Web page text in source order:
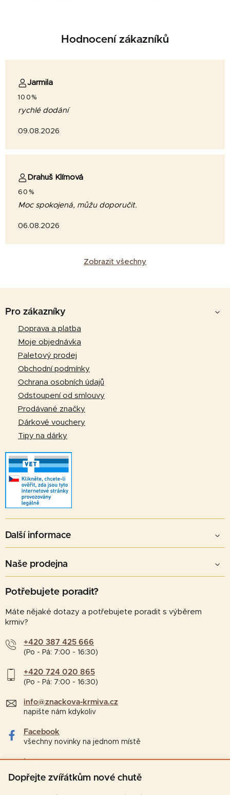
Dopřejte zvířátkům nové chutě
Hodnocení zákazníků
Jarmila
100%
rychlé dodání
09.08.2026
Drahuš Klímová
60%
Moc spokojená, můžu doporučit.
06.08.2026
Zobrazit všechny
Pro zákazníky
Doprava a platba
Moje objednávka
Paletový prodej
Obchodní podmínky
Ochrana osobních údajů
Odstoupení od smlouvy
Prodávané značky
Dárkové vouchery
Tipy na dárky
Další informace
Naše prodejna
Potřebujete poradit?
Máte nějaké dotazy a potřebujete poradit s výběrem
krmiv?
+420 387 425 666
(Po - Pá: 7:00 - 16:30)
+420 724 020 865
(Po - Pá: 7:00 - 16:30)
info@znackova-krmiva.cz
napište nám kdykoliv
Facebook
všechny novinky na jednom místě
Instagram
tipy a zajímavosti pro chovatele